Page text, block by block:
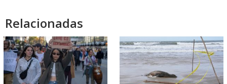
Relacionadas